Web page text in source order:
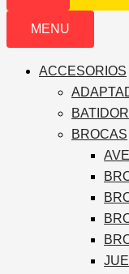
MENU
ACCESORIOS
BROCAS